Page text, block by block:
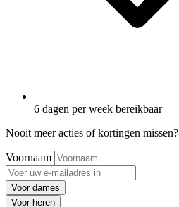
6 dagen per week bereikbaar
Nooit meer acties of kortingen missen?
Voornaam
Voor dames
Voor heren